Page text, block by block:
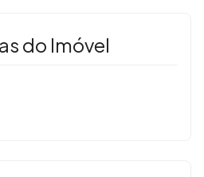
do Imóvel